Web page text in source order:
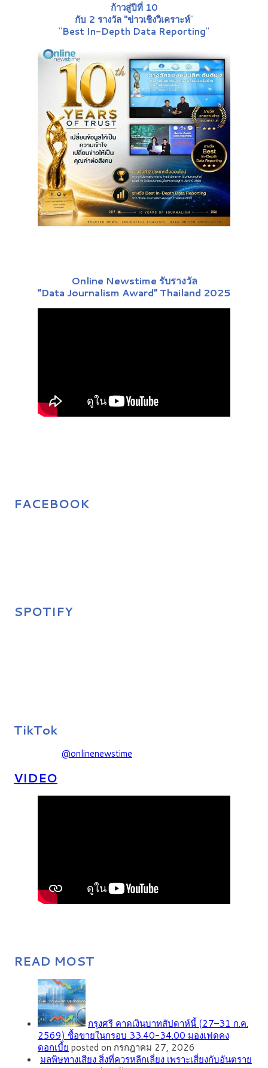
ก้าวสู่ปีที่ 10
กับ 2 รางวัล "ข่าวเชิงวิเคราะห์"
"Best In-Depth Data Reporting"
Online Newstime รับรางวัล
“Data Journalism Award” Thailand 2025
FACEBOOK
SPOTIFY
TikTok
@onlinenewstime
VIDEO
READ MOST
กรุงศรี คาดเงินบาทสัปดาห์นี้ (27–31 ก.ค.
2569) ซื้อขายในกรอบ 33.40-34.00 มองเฟดคง
ดอกเบี้ย posted on กรกฎาคม 27, 2026
มลพิษทางเสียง สิ่งที่ควรหลีกเลี่ยง เพราะเสี่ยงกับอันตราย